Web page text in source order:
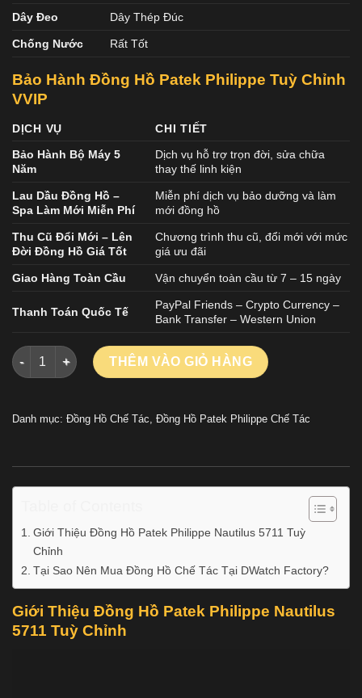
Dây Đeo Dây Thép Đúc
Chống Nước Rất Tốt
Bảo Hành Đồng Hồ Patek Philippe Tuỳ Chỉnh
VVIP
DỊCH VỤ
CHI TIẾT
Bảo Hành Bộ Máy 5
Năm
Dịch vụ hỗ trợ trọn đời, sửa chữa
thay thế linh kiện
Lau Dầu Đồng Hồ –
Spa Làm Mới Miễn Phí
Miễn phí dịch vụ bảo dưỡng và làm
mới đồng hồ
Thu Cũ Đổi Mới – Lên
Đời Đồng Hồ Giá Tốt
Chương trình thu cũ, đổi mới với mức
giá ưu đãi
Giao Hàng Toàn Cầu Vận chuyển toàn cầu từ 7 – 15 ngày
Thanh Toán Quốc Tế
PayPal Friends – Crypto Currency –
Bank Transfer – Western Union
Đồng Hồ Patek Philippe Nautilus 5711 Tuỳ Chỉnh Mặt Số, Bộ
THÊM VÀO GIỎ HÀNG
Danh mục: Đồng Hồ Chế Tác, Đồng Hồ Patek Philippe Chế Tác
Giới Thiệu Đồng Hồ Patek Philippe Nautilus 5711 Tuỳ
Chỉnh
Tại Sao Nên Mua Đồng Hồ Chế Tác Tại DWatch Factory?
Giới Thiệu Đồng Hồ Patek Philippe Nautilus
5711 Tuỳ Chỉnh